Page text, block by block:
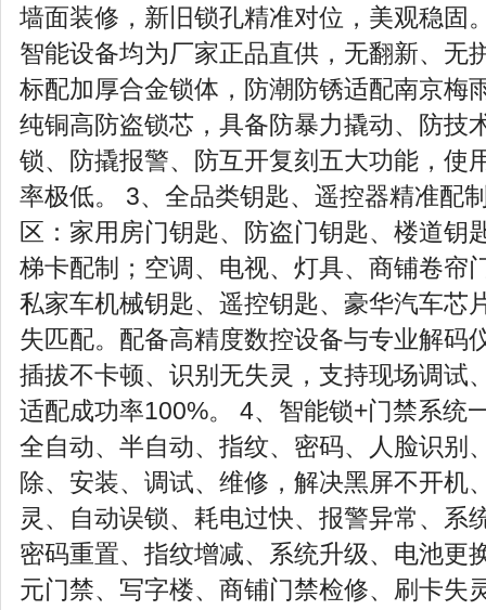
墙面装修，新旧锁孔精准对位，美观稳固
智能设备均为厂家正品直供，无翻新、无
标配加厚合金锁体，防潮防锈适配南京梅
纯铜高防盗锁芯，具备防暴力撬动、防技
锁、防撬报警、防互开复刻五大功能，使
率极低。 3、全品类钥匙、遥控器精准配
区：家用房门钥匙、防盗门钥匙、楼道钥
梯卡配制；空调、电视、灯具、商铺卷帘
私家车机械钥匙、遥控钥匙、豪华汽车芯
失匹配。配备高精度数控设备与专业解码
插拔不卡顿、识别无失灵，支持现场调试
适配成功率100%。 4、智能锁+门禁系统
全自动、半自动、指纹、密码、人脸识别
除、安装、调试、维修，解决黑屏不开机
灵、自动误锁、耗电过快、报警异常、系
密码重置、指纹增减、系统升级、电池更
元门禁、写字楼、商铺门禁检修、刷卡失